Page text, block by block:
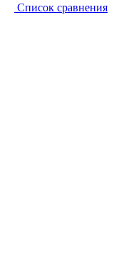
Список сравнения